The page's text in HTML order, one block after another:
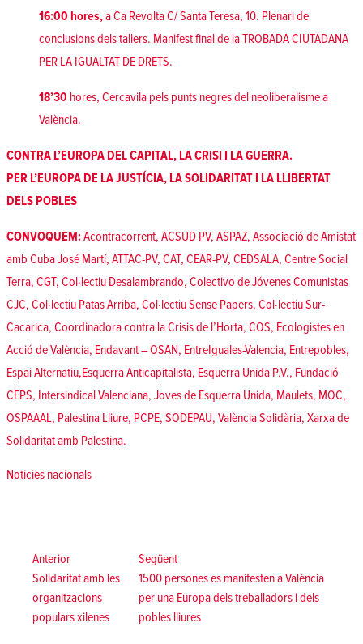
16:00 hores,a Ca Revolta C/ Santa Teresa, 10. Plenari de
conclusions dels tallers. Manifest final de la TROBADA CIUTADANA
PER LA IGUALTAT DE DRETS.
18’30 hores, Cercavila pels punts negres del neoliberalisme a
València.
CONTRA L’EUROPA DEL CAPITAL, LA CRISI I LA GUERRA.
PER L’EUROPA DE LA JUSTÍCIA, LA SOLIDARITAT I LA LLIBERTAT
DELS POBLES
CONVOQUEM:Acontracorrent, ACSUD PV, ASPAZ, Associació de Amistat
amb Cuba José Martí, ATTAC-PV, CAT, CEAR-PV, CEDSALA, Centre Social
Terra, CGT, Col·lectiu Desalambrando, Colectivo de Jóvenes Comunistas
CJC, Col·lectiu Patas Arriba, Col·lectiu Sense Papers, Col·lectiu Sur-
Cacarica, Coordinadora contra la Crisis de l’Horta, COS, Ecologistes en
Acció de València, Endavant – OSAN, EntreIguales-Valencia, Entrepobles,
Espai Alternatiu,Esquerra Anticapitalista, Esquerra Unida P.V., Fundació
CEPS, Intersindical Valenciana, Joves de Esquerra Unida, Maulets, MOC,
OSPAAAL, Palestina Lliure, PCPE, SODEPAU, València Solidària, Xarxa de
Solidaritat amb Palestina.
Posted in
Noticies nacionals
d'entradesAnteriorAnterior:
Solidaritat amb les
organitzacions
populars xilenes
SegüentSegüent:
1500 persones es manifesten a València
per una Europa dels treballadors i dels
pobles lliures